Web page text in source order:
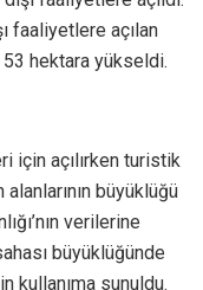
faaliyetlere açılan
53 hektara yükseldi.
için açılırken turistik
büyüklüğü
verilerine
büyüklüğünde
kullanıma sunuldu.